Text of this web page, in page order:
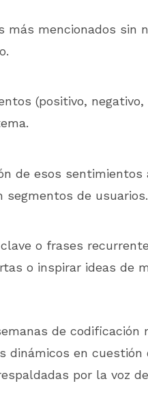
más mencionados sin
(positivo,
de esos sentimientos
segmentos de usuarios.
o frases
o inspirar ideas de
de codificación
dinámicos en
por la voz